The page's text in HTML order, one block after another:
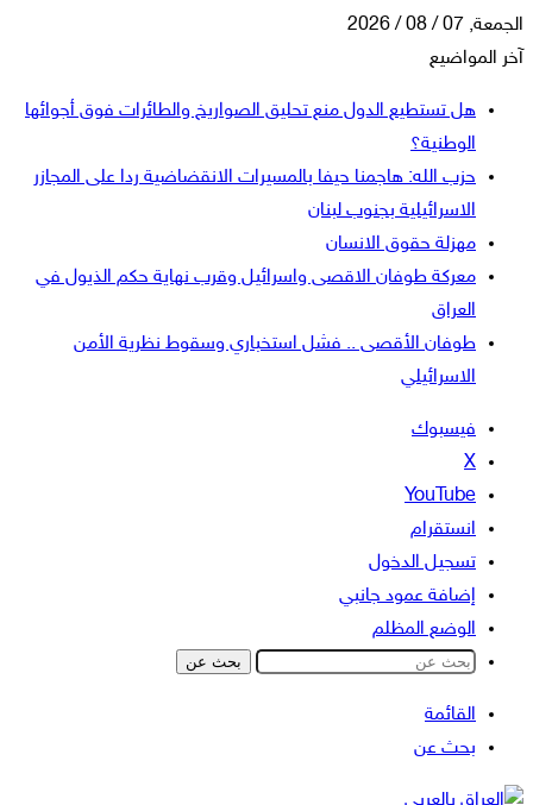
الجمعة, 07 / 08 / 2026
آخر المواضيع
هل تستطيع الدول منع تحليق الصواريخ والطائرات فوق أجوائها
الوطنية؟
حزب الله: هاجمنا حيفا بالمسيرات الانقضاضية ردا على المجازر
الاسرائيلية بجنوب لبنان
مهزلة حقوق الانسان
معركة طوفان الاقصى واسرائيل وقرب نهاية حكم الذيول في
العراق
طوفان الأقصى .. فشل استخباري وسقوط نظرية الأمن
الاسرائيلي
فيسبوك
‫X
‫YouTube
انستقرام
تسجيل الدخول
إضافة عمود جانبي
الوضع المظلم
بحث عن
القائمة
بحث عن